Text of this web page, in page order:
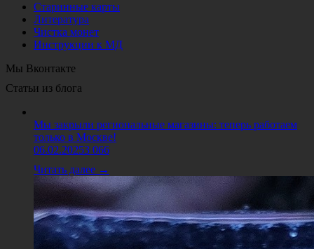
Старинные карты
Литература
Чистка монет
Инструкции к МД
Мы Вконтакте
Статьи из блога
Мы закрыли региональные магазины: теперь работаем
только в Москве!
06.02.20253 066
Читать далее →